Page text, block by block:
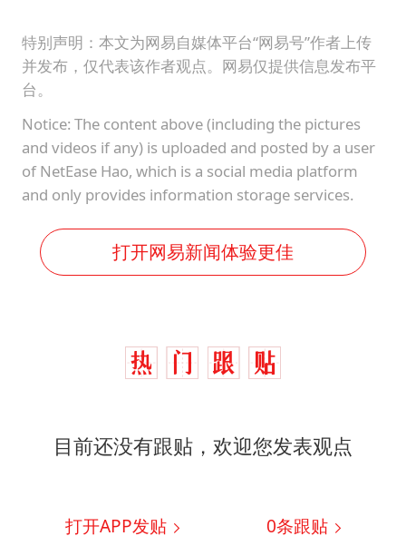
特别声明：本文为网易自媒体平台“网易号”作者上传
并发布，仅代表该作者观点。网易仅提供信息发布平
台。
Notice: The content above (including the pictures
and videos if any) is uploaded and posted by a user
of NetEase Hao, which is a social media platform
and only provides information storage services.
打开网易新闻体验更佳
目前还没有跟贴，欢迎您发表观点
打开APP发贴 0条跟贴